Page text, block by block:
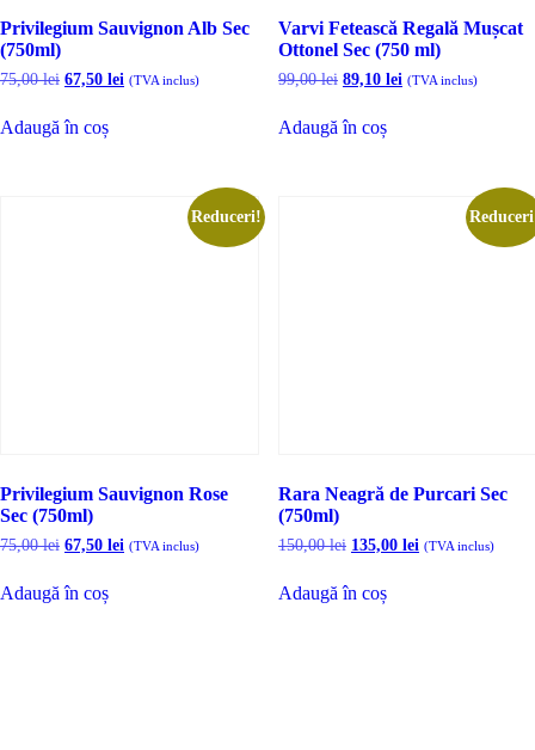
Privilegium Sauvignon Alb Sec
(750ml)
75,00lei Prețul
a
fost:
67,50 lei Prețul
(TVA inclus)
Adaugă în coș
Varvi Fetească Regală Mușcat
Ottonel Sec (750 ml)
99,00lei Prețul
a
fost:
89,10 leiPrețul
(TVA inclus)
Adaugă în coș
Reduceri!
Privilegium Sauvignon Rose
Sec (750ml)
75,00lei Prețul
a
fost:
67,50 lei Prețul
(TVA inclus)
Adaugă în coș
Rara Neagră de Purcari Sec
(750ml)
150,00lei Prețul
fost:
135,00 leiPrețul
(TVA inclus)
Adaugă în coș